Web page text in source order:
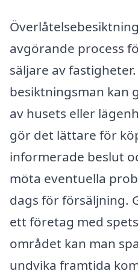
avgörande process
säljare av
besiktningsman kan
av husets eller
gör det lättare för
informerade beslut
möta eventuella
dags för försäljning.
ett företag med
området kan man
undvika framtida